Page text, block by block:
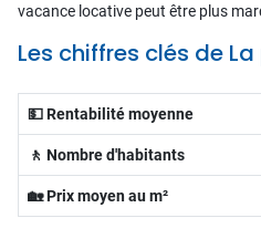
vacance locative peut être plus
Les chiffres clés de
💵 Rentabilité moyenne
🚶 Nombre d'habitants
🏡 Prix moyen au m²